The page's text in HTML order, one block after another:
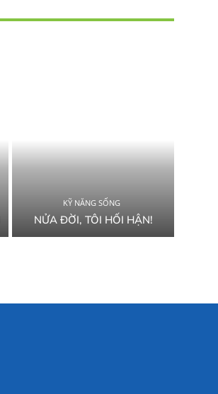
KỸ NĂNG SỐNG
NỬA ĐỜI, TÔI HỐI HẬN!